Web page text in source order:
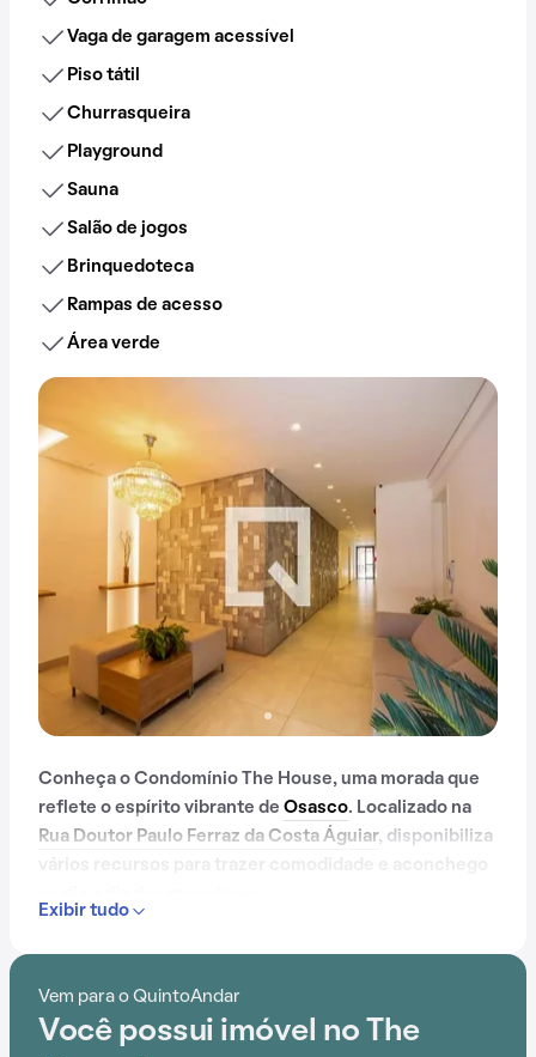
Vaga de garagem acessível
Piso tátil
Churrasqueira
Playground
Sauna
Salão de jogos
Brinquedoteca
Rampas de acesso
Área verde
Conheça o Condomínio The House, uma morada que
reflete o espírito vibrante de Osasco. Localizado na
Rua Doutor Paulo Ferraz da Costa Águiar, disponibiliza
Contando com portaria 24 horas, elevador, academia,
churrasqueira, playground, sauna, salão de jogos e
brinquedoteca, o Condomínio The House é preparado
Exibir tudo
Vem para o QuintoAndar
Você possui imóvel no The